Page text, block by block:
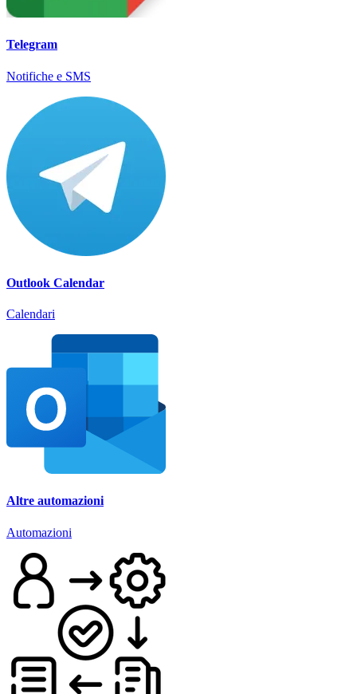
Telegram
Notifiche e SMS
Outlook Calendar
Calendari
Altre automazioni
Automazioni